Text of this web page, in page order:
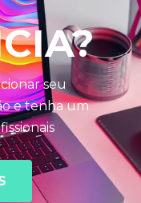
seu
e tenha um